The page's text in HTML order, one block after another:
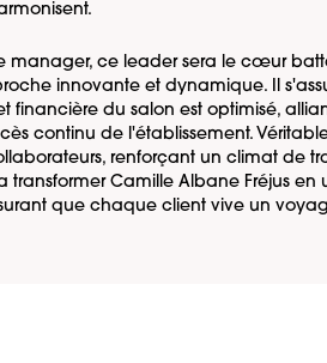
manager, ce leader sera le cœur
innovante et dynamique. Il
financière du salon est optimisé,
continu de l'établissement.
renforçant un climat de
transformer Camille Albane Fréjus
que chaque client vive un